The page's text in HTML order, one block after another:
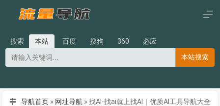
搜索 本站 百度 搜狗 360
必应
本站搜索
导航首页 » 网址导航 » 找AI-找ai就上找AI｜优质AI工具导航大全